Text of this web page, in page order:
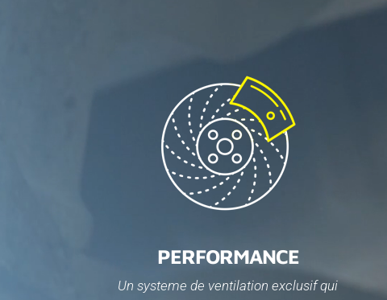
PERFORMANCE
Un systeme de ventilation exclusif qui